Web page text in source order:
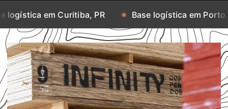
Curitiba, PR Base logística em Porto Alegre, RS